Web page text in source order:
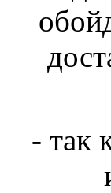
- так